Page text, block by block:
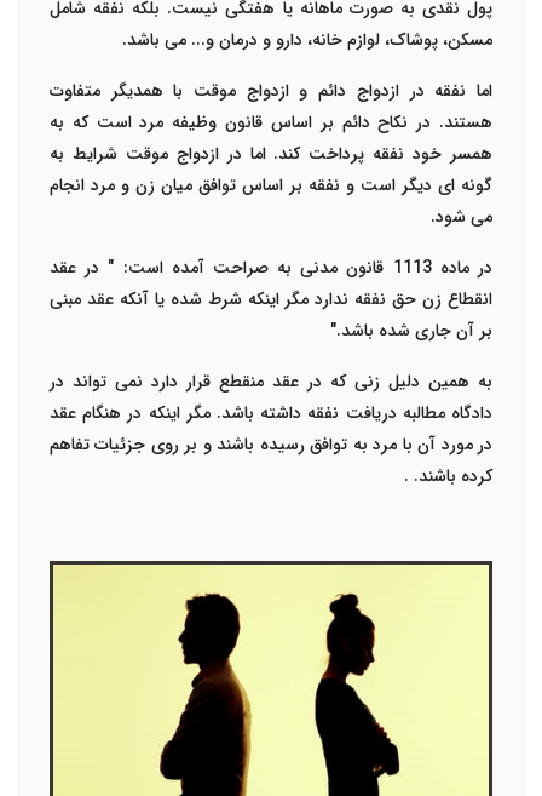
پول نقدی به صورت ماهانه یا هفتگی نیست. بلکه نفقه شامل
مسکن، پوشاک، لوازم خانه، دارو و درمان و... می باشد.
اما نفقه در ازدواج دائم و ازدواج موقت با همدیگر متفاوت
هستند. در نکاح دائم بر اساس قانون وظیفه مرد است که به
همسر خود نفقه پرداخت کند. اما در ازدواج موقت شرایط به
گونه ای دیگر است و نفقه بر اساس توافق میان زن و مرد انجام
می شود.
در ماده 1113 قانون مدنی به صراحت آمده است: " در عقد
انقطاع زن حق نفقه ندارد مگر اینکه شرط شده یا آنکه عقد مبنی
بر آن جاری شده باشد."
به همین دلیل زنی که در عقد منقطع قرار دارد نمی تواند در
دادگاه مطالبه دریافت نفقه داشته باشد. مگر اینکه در هنگام عقد
در مورد آن با مرد به توافق رسیده باشند و بر روی جزئیات تفاهم
کرده باشند. .